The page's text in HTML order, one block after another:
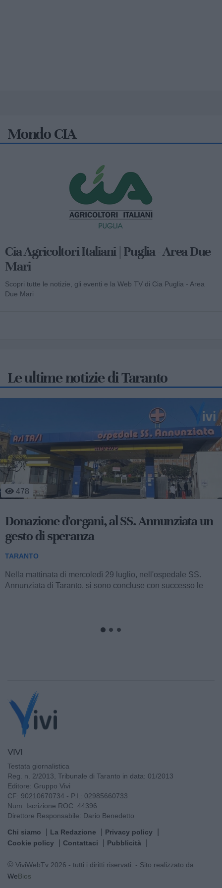
Mondo CIA
Cia Agricoltori Italiani | Puglia - Area Due
Mari
Scopri tutte le notizie, gli eventi e la Web TV di Cia Puglia - Area
Due Mari
Le ultime notizie di Taranto
529
Agricoltura, a Massafra si coltiva
l'innovazione del CSR
TARANTO
Nella sede operativa del Consorzio Global Fresh
Fruit (collocata al km 640+400 della Strada Statale 7 Appia,
VIVI
Testata giornalistica
Reg. n. 2/2013, Tribunale di Taranto in data: 01/2013
Editore: Gruppo Vivi
CF: 90210670734 - P.I.: 02985660733
Num. Iscrizione ROC: 44396
Direttore Responsabile: Dario Benedetto
Chi siamo La Redazione
Privacy policy
Cookie policy
Contattaci Pubblicità
© ViviWebTv 2026 - tutti i diritti riservati. - Sito realizzato da
WeBios